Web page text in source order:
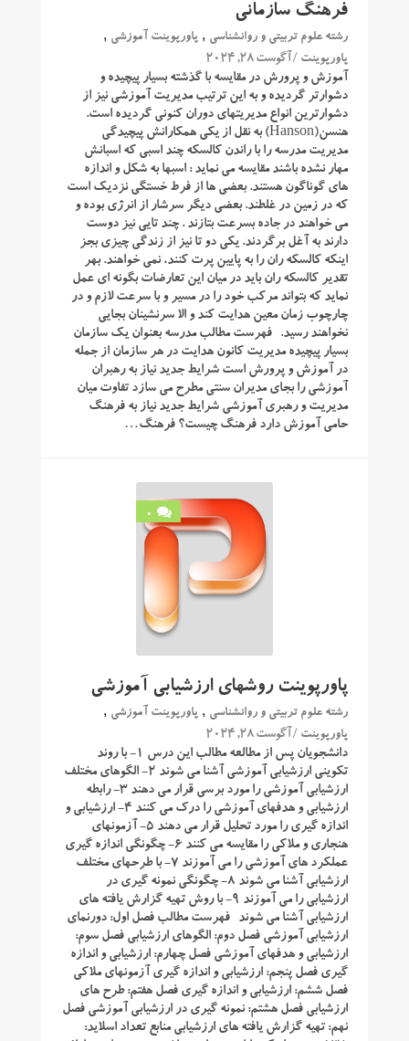
فرهنگ سازمانی
رشته علوم تربیتی و روانشناسی , پاورپوینت آموزشی ,
پاورپوینت / آگوست 28, 2024
آموزش و پرورش در مقایسه با گذشته بسیار پیچیده و
دشوارتر گردیده و به این ترتیب مدیریت آموزشی نیز از
دشوارترین انواع مدیریتهای دوران کنونی گردیده است.
هنسن(Hanson) به نقل از یکی همکارانش پیچیدگی
مدیریت مدرسه را با راندن کالسکه چند اسبی که اسبانش
مهار نشده باشند مقایسه می نماید : اسبها به شکل و اندازه
های گوناگون هستند. بعضی ها از فرط خستگی نزدیک است
که در زمین در غلطند. بعضی دیگر سرشار از انرژی بوده و
می خواهند در جاده بسرعت بتازند . چند تایی نیز دوست
دارند به آغل برگردند. یکی دو تا نیز از زندگی چیزی بجز
اینکه کالسکه ران را به پایین پرت کنند، نمی خواهند. بهر
تقدیر کالسکه ران باید در میان این تعارضات بگونه ای عمل
نماید که بتواند مرکب خود را در مسیر و با سرعت لازم و در
چارچوب زمان معین هدایت کند و الا سرنشینان بجایی
نخواهند رسید. فهرست مطالب مدرسه بعنوان یک سازمان
بسیار پیچیده مدیریت کانون هدایت در هر سازمان از جمله
در آموزش و پرورش است شرایط جدید نیاز به رهبران
آموزشی را بجای مدیران سنتی مطرح می سازد تفاوت میان
مدیریت و رهبری آموزشی شرایط جدید نیاز به فرهنگ
حامی آموزش دارد فرهنگ چیست؟ فرهنگ…
0
پاورپوینت روشهای ارزشیابی آموزشی
رشته علوم تربیتی و روانشناسی , پاورپوینت آموزشی ,
پاورپوینت / آگوست 28, 2024
دانشجویان پس از مطالعه مطالب این درس 1- با روند
تکوینی ارزشیابی آموزشی آشنا می شوند 2- الگوهای مختلف
ارزشیابی آموزشی را مورد برسی قرار می دهند 3- رابطه
ارزشیابی و هدفهای آموزشی را درک می کنند 4- ارزشیابی و
اندازه گیری را مورد تحلیل قرار می دهند 5- آزمونهای
هنجاری و ملاکی را مقایسه می کنند 6- چگونگی اندازه گیری
عملکرد های آموزشی را می آموزند 7- با طرحهای مختلف
ارزشیابی آشنا می شوند 8- چگونگی نمونه گیری در
ارزشیابی را می آموزند 9- با روش تهیه گزارش یافته های
ارزشیابی آشنا می شوند فهرست مطالب فصل اول: دورنمای
ارزشیابی آموزشی فصل دوم: الگوهای ارزشیابی فصل سوم:
ارزشیابی و هدفهای آموزشی فصل چهارم: ارزشیابی و اندازه
گیری فصل پنجم: ارزشیابی و اندازه گیری آزمونهای ملاکی
فصل ششم: ارزشیابی و اندازه گیری فصل هفتم: طرح های
ارزشیابی فصل هشتم: نمونه گیری در ارزشیابی آموزشی فصل
نهم: تهیه گزارش یافته های ارزشیابی منابع تعداد اسلاید: